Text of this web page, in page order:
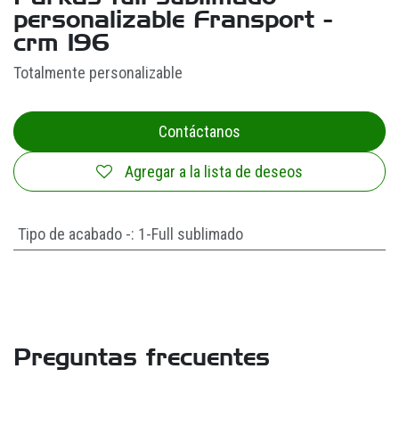
personalizable Fransport -
crm 196
Totalmente personalizable
Contáctanos
Agregar a la lista de deseos
Tipo de acabado -: 1-Full sublimado
Preguntas frecuentes